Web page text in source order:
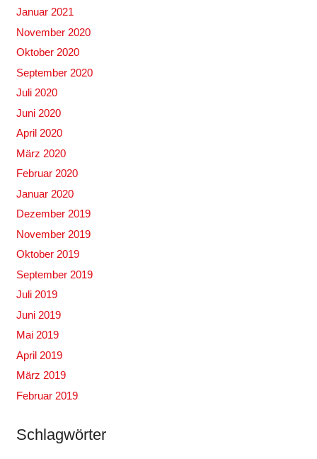
Januar 2021
November 2020
Oktober 2020
September 2020
Juli 2020
Juni 2020
April 2020
März 2020
Februar 2020
Januar 2020
Dezember 2019
November 2019
Oktober 2019
September 2019
Juli 2019
Juni 2019
Mai 2019
April 2019
März 2019
Februar 2019
Schlagwörter